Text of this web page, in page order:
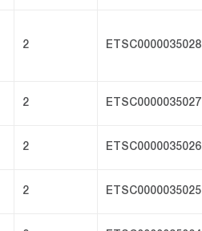
2 ETSC0000035028
2 ETSC0000035027
2 ETSC0000035026
2 ETSC0000035025